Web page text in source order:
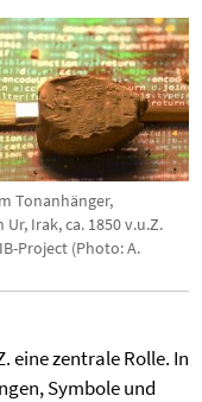
Tonanhänger,
Irak, ca. 1850 v.u.Z.
Project (Photo: A.
eine zentrale Rolle. In
Symbole und